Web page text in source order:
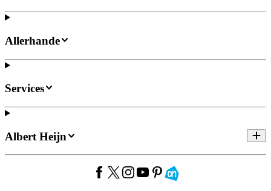
Allerhande
Services
Albert Heijn